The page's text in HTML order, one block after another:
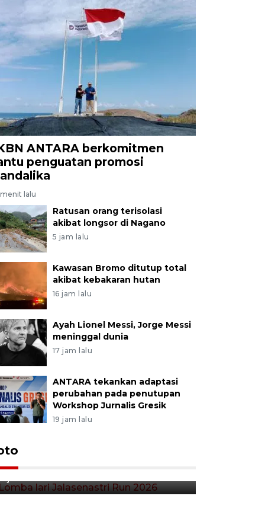
ANTARA berkomitmen
penguatan promosi
lalu
Ratusan orang terisolasi
akibat longsor di Nagano
5 jam lalu
Kawasan Bromo ditutup total
akibat kebakaran hutan
16 jam lalu
Ayah Lionel Messi, Jorge Messi
meninggal dunia
17 jam lalu
ANTARA tekankan adaptasi
perubahan pada penutupan
Workshop Jurnalis Gresik
19 jam lalu
Lomba lari Jalasenastri Run
2026